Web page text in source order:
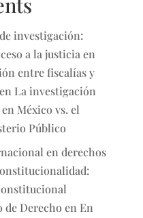
investigación:
a la justicia en
entre fiscalías y
en La investigación
México vs. el
Público
en derechos
Derecho en En